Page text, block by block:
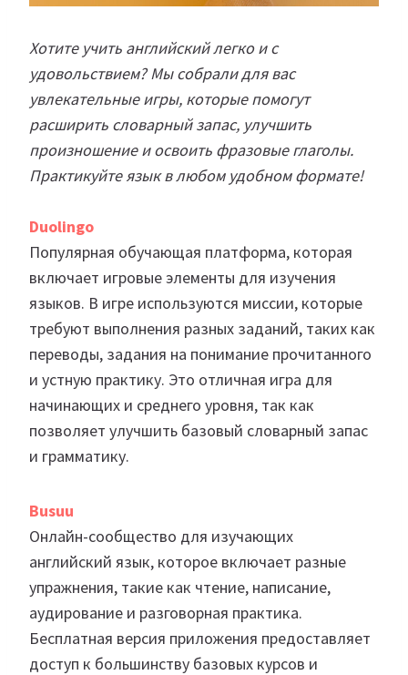
Хотите учить английский легко и с
удовольствием? Мы собрали для вас
увлекательные игры, которые помогут
расширить словарный запас, улучшить
произношение и освоить фразовые глаголы.
Практикуйте язык в любом удобном формате!
Duolingo
Популярная обучающая платформа, которая
включает игровые элементы для изучения
языков. В игре используются миссии, которые
требуют выполнения разных заданий, таких как
переводы, задания на понимание прочитанного
и устную практику. Это отличная игра для
начинающих и среднего уровня, так как
позволяет улучшить базовый словарный запас
и грамматику.
Busuu
Онлайн-сообщество для изучающих
английский язык, которое включает разные
упражнения, такие как чтение, написание,
аудирование и разговорная практика.
Бесплатная версия приложения предоставляет
доступ к большинству базовых курсов и